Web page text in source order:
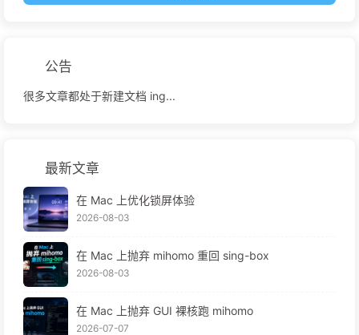
公告
很多文章都处于新建文档 ing...
最新文章
在 Mac 上优化锁屏体验
2026-08-03
在 Mac 上抛弃 mihomo 重回 sing-box
2026-08-03
在 Mac 上抛弃 GUI 裸核跑 mihomo
2026-07-07